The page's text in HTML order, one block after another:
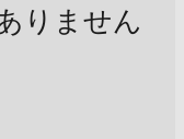
りません